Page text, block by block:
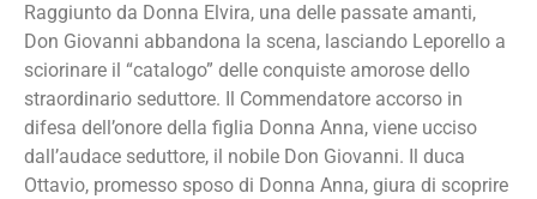
Raggiunto da Donna Elvira, una delle passate amanti,
Don Giovanni abbandona la scena, lasciando Leporello a
sciorinare il “catalogo” delle conquiste amorose dello
straordinario seduttore. Il Commendatore accorso in
difesa dell’onore della figlia Donna Anna, viene ucciso
dall’audace seduttore, il nobile Don Giovanni. Il duca
Ottavio, promesso sposo di Donna Anna, giura di scoprire